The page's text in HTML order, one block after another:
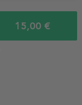
15,00 €